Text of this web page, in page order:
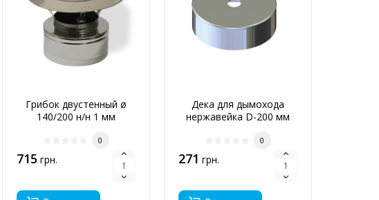
Грибок двустенный ø
140/200 н/н 1 мм
0
715 грн.
Дека для дымохода
нержавейка D-200 мм
0
271 грн.